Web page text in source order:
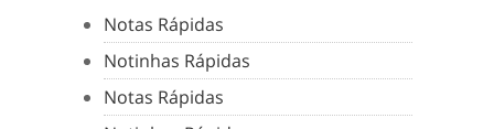
Notas Rápidas
Notinhas Rápidas
Notas Rápidas